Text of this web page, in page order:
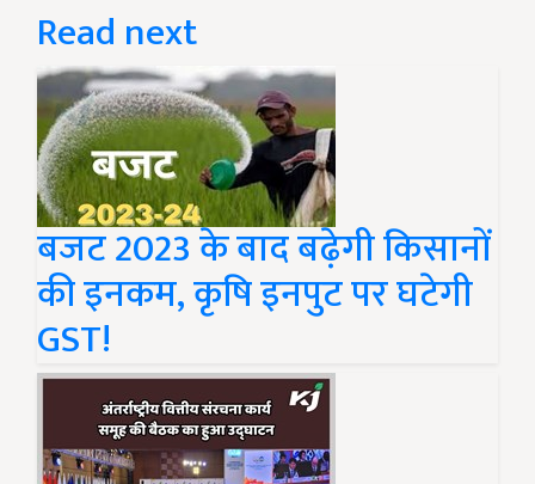
Read next
बजट 2023 के बाद बढ़ेगी किसानों
की इनकम, कृषि इनपुट पर घटेगी
GST!